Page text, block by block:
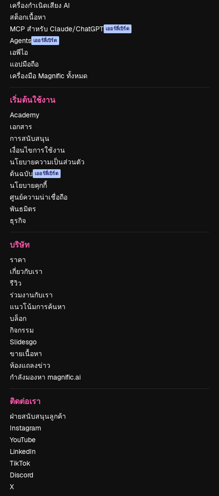
เครื่องกำเนิดเสียง AI
สต็อกเนื้อหา
MCP สำหรับ Claude/ChatGPT เออร์ลี่เบิร์ด
Agents เออร์ลี่เบิร์ด
เอพีไอ
แอปมือถือ
เครื่องมือ Magnific ทั้งหมด
เริ่มต้นใช้งาน
Academy
เอกสาร
การสนับสนุน
เงื่อนไขการใช้งาน
นโยบายความเป็นส่วนตัว
ต้นฉบับ เออร์ลี่เบิร์ด
นโยบายคุกกี้
ศูนย์ความน่าเชื่อถือ
พันธมิตร
ธุรกิจ
บริษัท
ราคา
เกี่ยวกับเรา
รีวิว
ร่วมงานกับเรา
แนวโน้มการค้นหา
บล็อก
กิจกรรม
Slidesgo
ขายเนื้อหา
ห้องแถลงข่าว
กำลังมองหา magnific.ai
ติดต่อเรา
ฝ่ายสนับสนุนลูกค้า
Instagram
YouTube
LinkedIn
TikTok
Discord
X